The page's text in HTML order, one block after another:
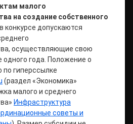
малого
на создание собственного
конкурсе допускаются
осуществляющие свою
одного года. Положение о
по гиперссылке
(раздел «Экономика»
малого и среднего
Инфраструктура
советы и